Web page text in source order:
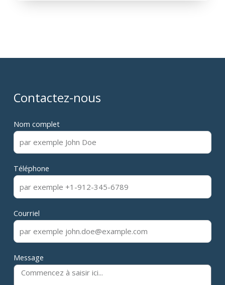
Contactez-nous
Nom complet
Téléphone
Courriel
Message